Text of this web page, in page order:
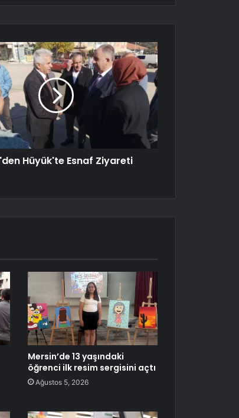
Hüyük'te Esnaf Ziyareti
Mersin’de 13 yaşındaki
öğrenci ilk resim sergisini açtı
Ağustos 5, 2026